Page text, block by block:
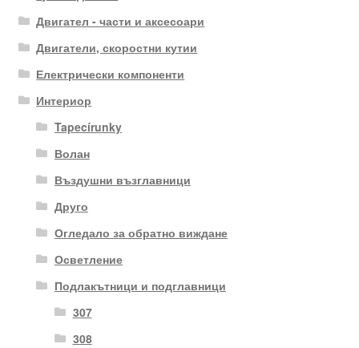
Двигател - части и аксесоари
Двигатели, скоростни кутии
Електрически компоненти
Интериор
Tapecírunky
Волан
Въздушни възглавници
Друго
Огледало за обратно виждане
Осветление
Подлакътници и подглавници
307
308